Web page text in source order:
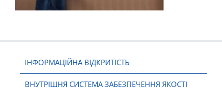
ІНФОРМАЦІЙНА ВІДКРИТІСТЬ
ВНУТРІШНЯ СИСТЕМА ЗАБЕЗПЕЧЕННЯ ЯКОСТІ